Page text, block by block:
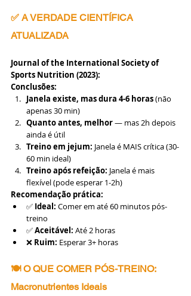
✅ A VERDADE CIENTÍFICA
ATUALIZADA
Journal of the International Society of
Sports Nutrition (2023):
Conclusões:
Janela existe, mas dura 4-6 horas (não
apenas 30 min)
Quanto antes, melhor — mas 2h depois
ainda é útil
Treino em jejum: Janela é MAIS crítica (30-
60 min ideal)
Treino após refeição: Janela é mais
flexível (pode esperar 1-2h)
Recomendação prática:
✅ Ideal: Comer em até 60 minutos pós-
treino
✅ Aceitável: Até 2 horas
❌ Ruim: Esperar 3+ horas
🍽️ O QUE COMER PÓS-TREINO:
Macronutrientes Ideais